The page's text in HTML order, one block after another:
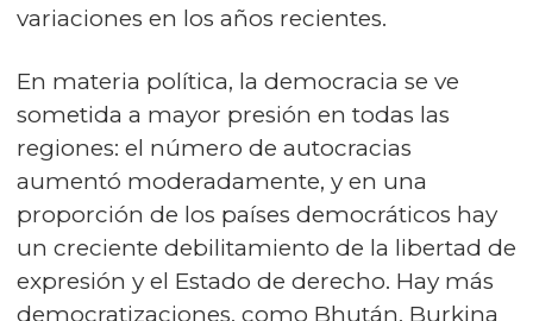
variaciones en los años recientes.
En materia política, la democracia se ve
sometida a mayor presión en todas las
regiones: el número de autocracias
aumentó moderadamente, y en una
proporción de los países democráticos hay
un creciente debilitamiento de la libertad de
expresión y el Estado de derecho. Hay más
democratizaciones, como Bhután, Burkina